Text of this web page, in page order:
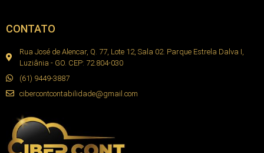
CONTATO
Rua José de Alencar, Q. 77, Lote 12, Sala 02. Parque Estrela Dalva I,
Luziânia - GO. CEP: 72.804-030
(61) 9449-3887
cibercontcontabilidade@gmail.com